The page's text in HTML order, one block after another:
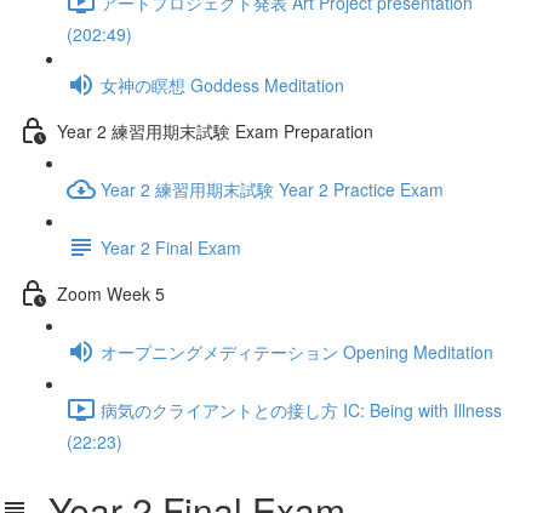
(202:49)
女神の瞑想 Goddess Meditation
Year 2 練習用期末試験 Exam Preparation
Year 2 練習用期末試験 Year 2 Practice Exam
Year 2 Final Exam
Zoom Week 5
オープニングメディテーション Opening Meditation
病気のクライアントとの接し方 IC: Being with Illness
(22:23)